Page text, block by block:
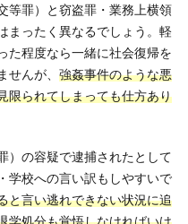
等罪）と窃盗罪・業務上横領
まったく異なるでしょう。軽
た程度なら一緒に社会復帰を
んが、 強姦事件のような悪
限られてしまっても仕方あり
）の容疑で逮捕されたとして
学校への言い訳もしやすいで
と言い逃れできない状況に追
学処分も覚悟しなければいけ